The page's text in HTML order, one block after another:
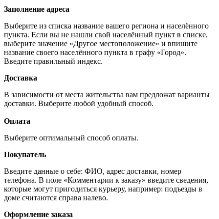
Заполнение адреса
Выберите из списка название вашего региона и населённого
пункта. Если вы не нашли свой населённый пункт в списке,
выберите значение «Другое местоположение» и впишите
название своего населённого пункта в графу «Город».
Введите правильный индекс.
Доставка
В зависимости от места жительства вам предложат варианты
доставки. Выберите любой удобный способ.
Оплата
Выберите оптимальный способ оплаты.
Покупатель
Введите данные о себе: ФИО, адрес доставки, номер
телефона. В поле «Комментарии к заказу» введите сведения,
которые могут пригодиться курьеру, например: подъезды в
доме считаются справа налево.
Оформление заказа